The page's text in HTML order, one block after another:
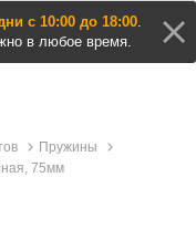
с 10:00 до 18:00.
в любое время.
Пружины
75мм